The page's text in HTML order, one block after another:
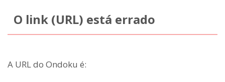
O link (URL) está errado
A URL do Ondoku é: